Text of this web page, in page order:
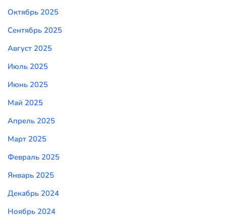
Октябрь 2025
Сентябрь 2025
Август 2025
Июль 2025
Июнь 2025
Май 2025
Апрель 2025
Март 2025
Февраль 2025
Январь 2025
Декабрь 2024
Ноябрь 2024